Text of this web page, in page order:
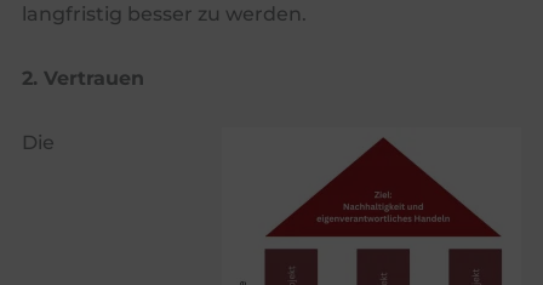
langfristig besser zu werden.
2. Vertrauen
Die